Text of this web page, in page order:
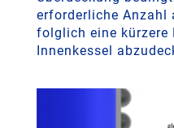
erforderliche Anzahl
folglich eine kürzere
Innenkessel